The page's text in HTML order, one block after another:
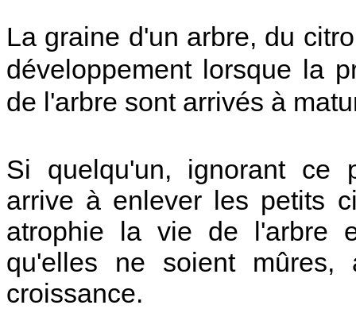
La graine d'un arbre, du
développement lorsque la
de l'arbre sont arrivés à
Si quelqu'un, ignorant ce
arrive à enlever les petits
atrophie la vie de l'arbre
qu'elles ne soient
croissance.